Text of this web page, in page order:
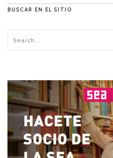
BUSCAR EN EL SITIO